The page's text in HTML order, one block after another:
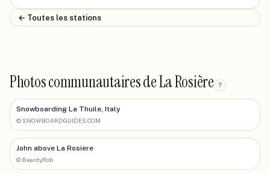
← Toutes les stations
Photos communautaires de La Rosière ?
Snowboarding La Thuile, Italy
© SNOWBOARDGUIDES.COM
John above La Rosiere
© BeardyRob